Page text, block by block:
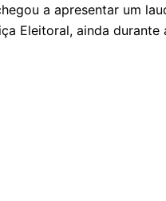
a apresentar um
Eleitoral, ainda durante